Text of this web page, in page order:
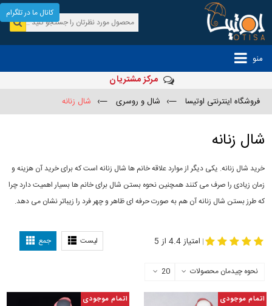
منو
مرکز مشتریان
فروشگاه اینترنتی اوتیسا —› شال و روسری —› شال زنانه
شال زنانه
خرید شال زنانه. یکی دیگر از موارد علاقه خانم ها شال زنانه است که برای خرید آن هزینه و
زمان زیادی را صرف می کنند همچنین نحوه بستن شال برای خانم ها بسیار اهمیت دارد چرا
که طرز بستن شال زنانه آن هم به صورت حرفه ای ظاهر و چهر فرد را زیباتر نشان می دهد.
لیست جمع | امتیاز 4.4 از 5
نحوه چیدمان محصولات 20
اتمام موجودی اتمام موجودی
کانال ما در تلگرام